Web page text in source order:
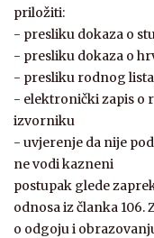
priložiti:
- presliku dokaza o
- presliku dokaza o
- presliku rodnog
- elektronički zapis o
izvorniku
- uvjerenje da nije
ne vodi kazneni
postupak glede
odnosa iz članka 106.
o odgoju i